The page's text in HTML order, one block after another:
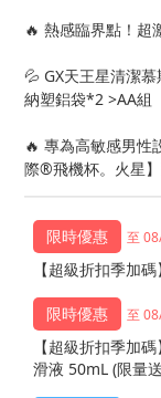
🔥 熱感臨界點！超
💦 GX天王星清潔
納塑鋁袋*2 >AA組
🔥 專為高敏感男性
際®飛機杯。火星
至
【超級折扣季加
至
【超級折扣季加
滑液 50mL (限量